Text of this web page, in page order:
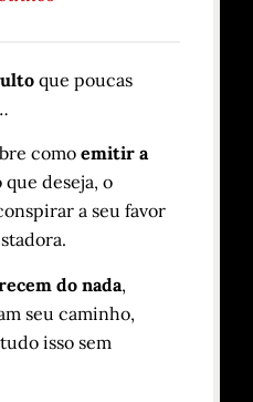
que poucas
como emitir a
deseja, o
a seu favor
do nada,
seu caminho,
isso sem